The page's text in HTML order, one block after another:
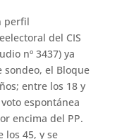
perfil
del CIS
nº 3437) ya
sondeo, el Bloque
entre los 18 y
espontánea
encima del PP.
los 45, y se